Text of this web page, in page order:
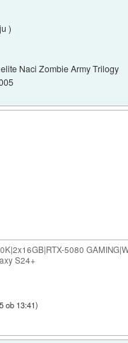
)
Naci Zombie Army Trilogy
5080
S24+
ob 13:41)